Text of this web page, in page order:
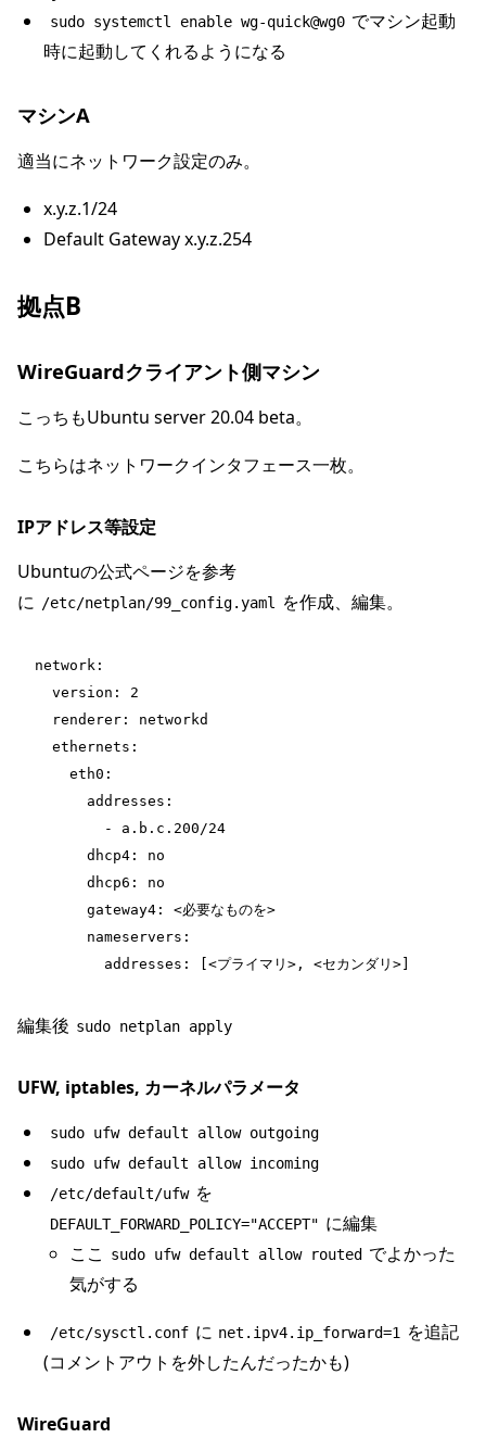
sudo systemctl enable wg-quick@wg0 でマシン起動
時に起動してくれるようになる
マシンA
適当にネットワーク設定のみ。
x.y.z.1/24
Default Gateway x.y.z.254
拠点B
WireGuardクライアント側マシン
こっちもUbuntu server 20.04 beta。
こちらはネットワークインタフェース一枚。
IPアドレス等設定
Ubuntuの公式ページを参考
に /etc/netplan/99_config.yaml を作成、編集。
network:
  version: 2
  renderer: networkd
  ethernets:
    eth0:
      addresses:
        - a.b.c.200/24
      dhcp4: no
      dhcp6: no
      gateway4: <必要なものを>
      nameservers:
        addresses: [<プライマリ>, <セカンダリ>]
編集後 sudo netplan apply
UFW, iptables, カーネルパラメータ
sudo ufw default allow outgoing
sudo ufw default allow incoming
/etc/default/ufw を
DEFAULT_FORWARD_POLICY="ACCEPT" に編集
ここ
sudo ufw default allow routed でよかった
気がする
/etc/sysctl.conf に net.ipv4.ip_forward=1
を追記
(コメントアウトを外したんだったかも)
WireGuard